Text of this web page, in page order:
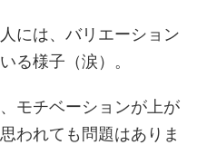
には、バリエーション
る様子（涙）。
モチベーションが上が
われても問題はありま